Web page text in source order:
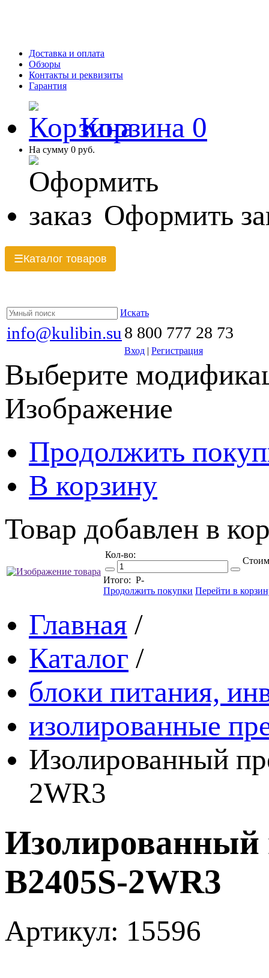
Доставка и оплата
Обзоры
Контакты и реквизиты
Гарантия
Корзина 0
На сумму 0 руб.
Оформить
☰Каталог товаров
Искать
info@kulibin.su 8 800 777 28 73
Вход | Регистрация
Выберите
Изображение
Продолжить
В корзину
Товар добавлен в
Кол-во:
Итого: Р-
Продолжить покупки Перейти в
Главная /
Каталог /
блоки питания,
изолированные
Изолированный
2WR3
Изолированный
B2405S-2WR3
Артикул: 15596